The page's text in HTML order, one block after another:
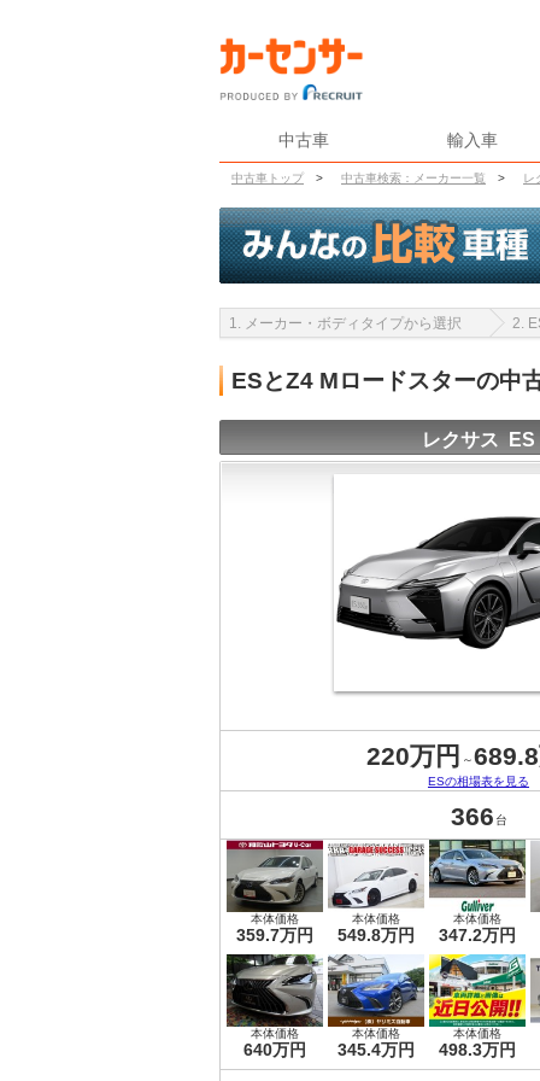
中古車 輸入車
中古車トップ > 中古車検索：メーカー一覧 > レ
1. メーカー・ボディタイプから選択 2.
ESとZ4 Mロードスターの中
レクサス ES
220万円 ～
ESの相場表を見る
366 台
本体価格
359.7万円
本体価格
549.8万円
本体価格
347.2万円
本体価格
640万円
本体価格
345.4万円
本体価格
498.3万円